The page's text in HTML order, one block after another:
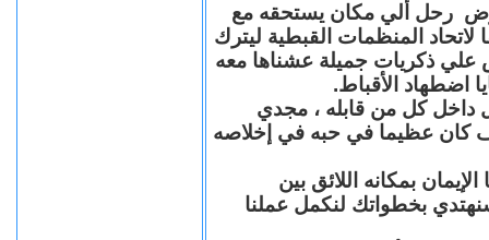
رحل ألي مكان يستحقه مع
المنظمات القبطية ليترك
علي ذكريات جميلة عشناها معه
اضطهاد الأقباط.
داخل كل من قابله ، مجدي
عظيما في حبه في إخلاصه
بمكانه اللائق بين
بخطواتك لنكمل عملنا